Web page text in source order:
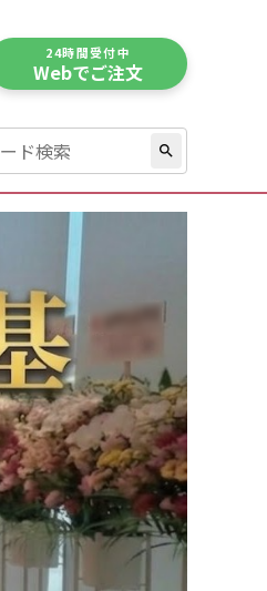
24時間受付中
Webでご注文
search